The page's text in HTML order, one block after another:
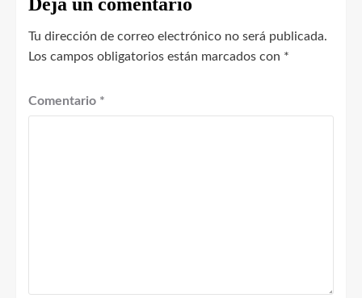
Deja un comentario
Tu dirección de correo electrónico no será publicada.
Los campos obligatorios están marcados con *
Comentario *